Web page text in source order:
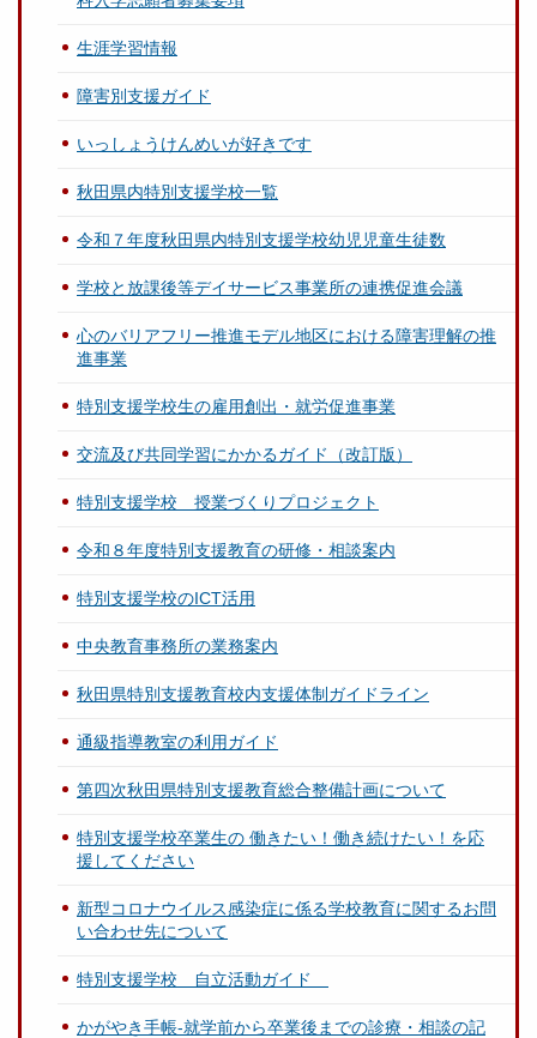
生涯学習情報
障害別支援ガイド
いっしょうけんめいが好きです
秋田県内特別支援学校一覧
令和７年度秋田県内特別支援学校幼児児童生徒数
学校と放課後等デイサービス事業所の連携促進会議
心のバリアフリー推進モデル地区における障害理解の推
進事業
特別支援学校生の雇用創出・就労促進事業
交流及び共同学習にかかるガイド（改訂版）
特別支援学校 授業づくりプロジェクト
令和８年度特別支援教育の研修・相談案内
特別支援学校のICT活用
中央教育事務所の業務案内
秋田県特別支援教育校内支援体制ガイドライン
通級指導教室の利用ガイド
第四次秋田県特別支援教育総合整備計画について
特別支援学校卒業生の 働きたい！働き続けたい！を応
援してください
新型コロナウイルス感染症に係る学校教育に関するお問
い合わせ先について
特別支援学校 自立活動ガイド
かがやき手帳-就学前から卒業後までの診療・相談の記